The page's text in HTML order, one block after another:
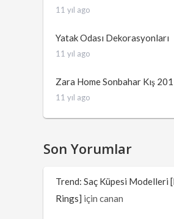
11 yıl ago
Yatak Odası Dekorasyonları
11 yıl ago
Zara Home Sonbahar Kış
11 yıl ago
Son Yorumlar
Trend: Saç Küpesi Modelleri
Rings] içincanan